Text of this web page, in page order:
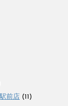
前店 (11)